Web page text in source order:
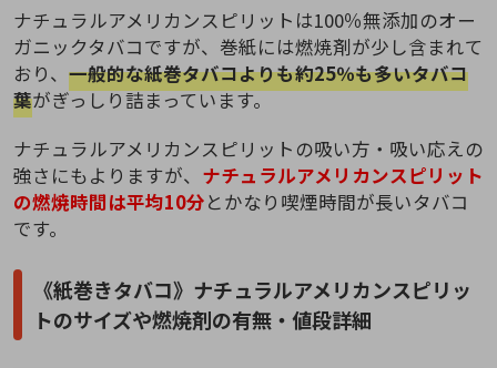
ナチュラルアメリカンスピリットは100％無添加のオー
ガニックタバコですが、巻紙には燃焼剤が少し含まれて
おり、 一般的な紙巻タバコよりも約25％も多いタバコ
葉がぎっしり詰まっています。
ナチュラルアメリカンスピリットの吸い方・吸い応えの
強さにもよりますが、 ナチュラルアメリカンスピリット
の燃焼時間は平均10分とかなり喫煙時間が長いタバコ
です。
《紙巻きタバコ》ナチュラルアメリカンスピリッ
トのサイズや燃焼剤の有無・値段詳細